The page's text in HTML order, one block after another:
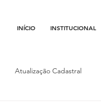
INÍCIO INSTITUCIONAL
Atualização Cadastral